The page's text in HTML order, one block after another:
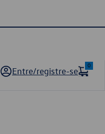
Entre/registre-se
0